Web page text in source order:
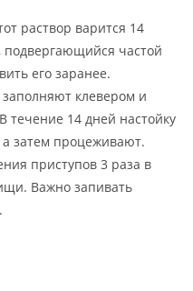
раствор варится 14
подвергающийся частой
его заранее.
клевером и
течение 14 дней настойку
затем процеживают.
приступов 3 раза в
Важно запивать